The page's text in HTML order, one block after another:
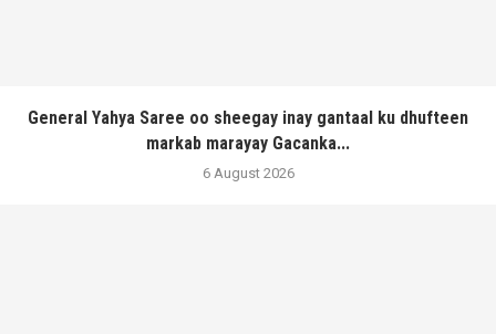
General Yahya Saree oo sheegay inay gantaal ku dhufteen
markab marayay Gacanka...
6 August 2026